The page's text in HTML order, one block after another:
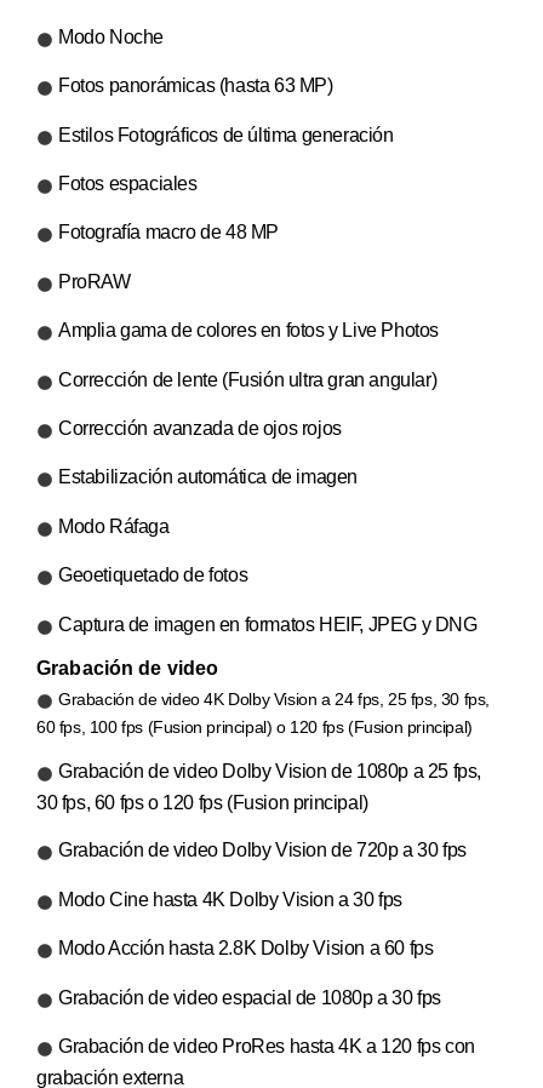
Modo Noche
Fotos panorámicas (hasta 63 MP)
Estilos Fotográficos de última generación
Fotos espaciales
Fotografía macro de 48 MP
ProRAW
Amplia gama de colores en fotos y Live Photos
Corrección de lente (Fusión ultra gran angular)
Corrección avanzada de ojos rojos
Estabilización automática de imagen
Modo Ráfaga
Geoetiquetado de fotos
Captura de imagen en formatos HEIF, JPEG y DNG
Grabación de video
Grabación de video 4K Dolby Vision a 24 fps, 25 fps, 30 fps,
60 fps, 100 fps (Fusion principal) o 120 fps (Fusion principal)
Grabación de video Dolby Vision de 1080p a 25 fps,
30 fps, 60 fps o 120 fps (Fusion principal)
Grabación de video Dolby Vision de 720p a 30 fps
Modo Cine hasta 4K Dolby Vision a 30 fps
Modo Acción hasta 2.8K Dolby Vision a 60 fps
Grabación de video espacial de 1080p a 30 fps
Grabación de video ProRes hasta 4K a 120 fps con
grabación externa